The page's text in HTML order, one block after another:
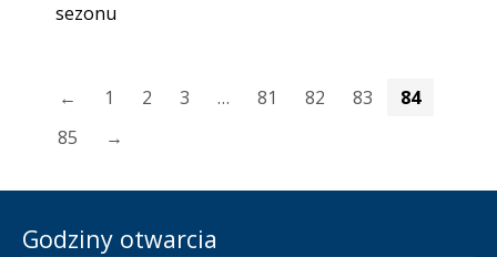
sezonu
← 1 2 3 … 81 82 83
84
85
→
Godziny otwarcia